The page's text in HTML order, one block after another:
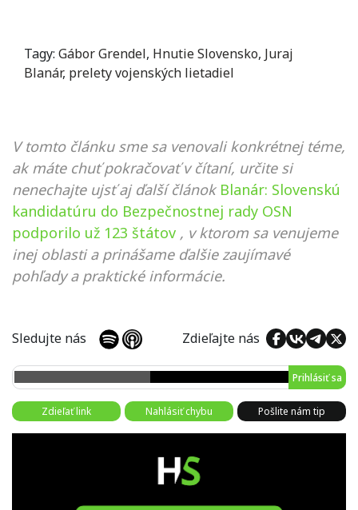
Tagy: Gábor Grendel, Hnutie Slovensko, Juraj
Blanár, prelety vojenských lietadiel
V tomto článku sme sa venovali konkrétnej téme,
ak máte chuť pokračovať v čítaní, určite si
nenechajte ujsť aj ďalší článok Blanár: Slovenskú
kandidatúru do Bezpečnostnej rady OSN
podporilo už 123 štátov , v ktorom sa venujeme
inej oblasti a prinášame ďalšie zaujímavé
pohľady a praktické informácie.
Sledujte nás Zdieľajte nás
Prihlásiť sa
Zdieľať link Nahlásiť chybu Pošlite nám tip